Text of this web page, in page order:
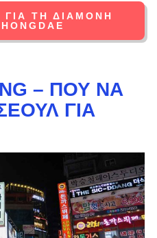
ΤΗ ΔΙΑΜΟΝΉ
– ΠΟΎ ΝΑ
ΓΙΑ